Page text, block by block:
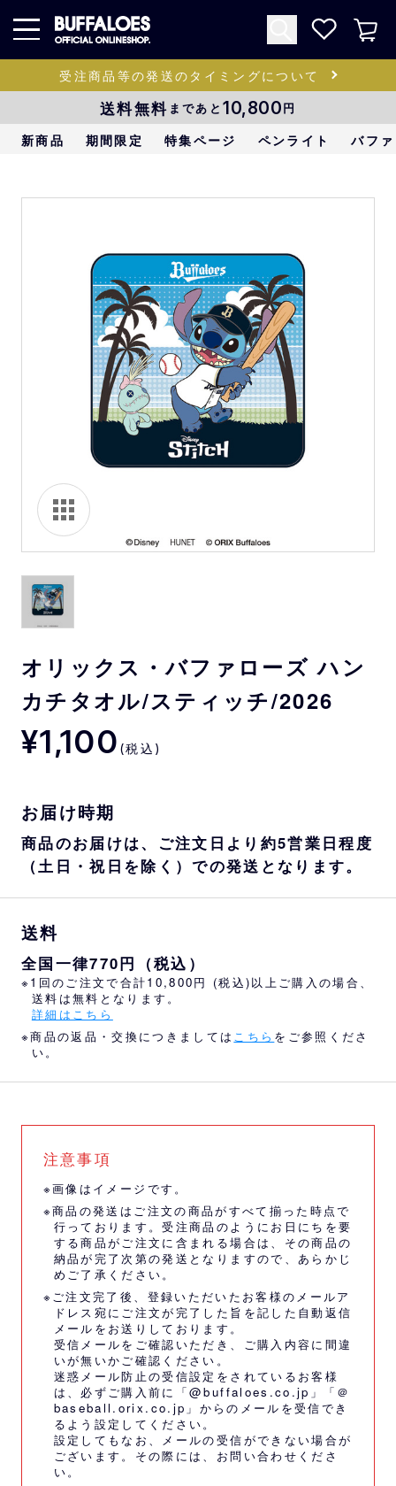
受注商品等の発送のタイミングについて
送料無料 まであと 10,800円
新商品 期間限定 特集ページ ペンライト バフ
オリックス・バファローズ ハン
カチタオル/スティッチ/2026
¥1,100 (税込)
お届け時期
商品のお届けは、ご注文日より約5営業日程度
（土日・祝日を除く）での発送となります。
送料
全国一律770円（税込）
※1回のご注文で合計10,800円 (税込)以上ご購入の場合、
送料は無料となります。
詳細はこちら
※商品の返品・交換につきましては こちら をご参照くださ
い。
注意事項
※画像はイメージです。
※商品の発送はご注文の商品がすべて揃った時点で
行っております。受注商品のようにお日にちを要
する商品がご注文に含まれる場合は、その商品の
納品が完了次第の発送となりますので、あらかじ
めご了承ください。
※ご注文完了後、登録いただいたお客様のメールア
ドレス宛にご注文が完了した旨を記した自動返信
メールをお送りしております。
受信メールをご確認いただき、ご購入内容に間違
いが無いかご確認ください。
迷惑メール防止の受信設定をされているお客様
は、必ずご購入前に「@buffaloes.co.jp」「＠
baseball.orix.co.jp」からのメールを受信でき
るよう設定してください。
設定してもなお、メールの受信ができない場合が
ございます。その際には、 お問い合わせくださ
い。